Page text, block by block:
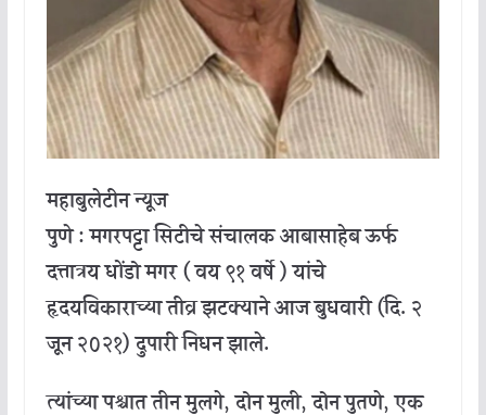
महाबुलेटीन न्यूज
पुणे : मगरपट्टा सिटीचे संचालक आबासाहेब ऊर्फ
दत्तात्रय धोंडो मगर ( वय ९१ वर्षे ) यांचे
हृदयविकाराच्या तीव्र झटक्याने आज बुधवारी (दि. २
जून २०२१) दुपारी निधन झाले.
त्यांच्या पश्चात तीन मुलगे, दोन मुली, दोन पुतणे, एक